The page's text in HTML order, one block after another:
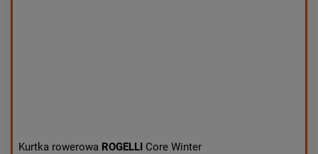
Kurtka rowerowa ROGELLI Core Winter